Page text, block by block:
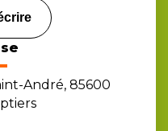
André, 85600